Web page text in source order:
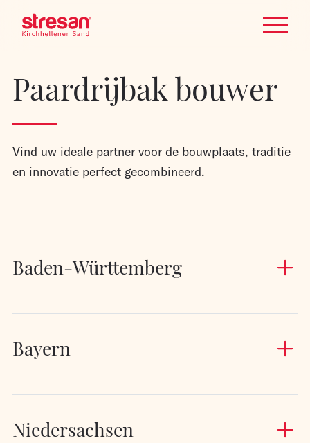
Paardrijbak bouwer
Vind uw ideale partner voor de bouwplaats, traditie
en innovatie perfect gecombineerd.
Baden-Württemberg
Bayern
Niedersachsen